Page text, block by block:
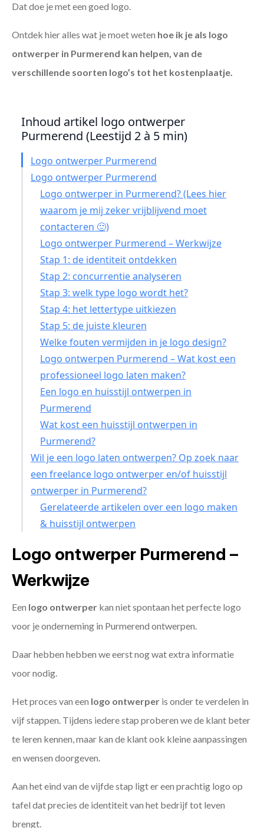
Dat doe je met een goed logo.
Ontdek hier alles wat je moet weten hoe ik je als logo
ontwerper in Purmerend kan helpen, van de
verschillende soorten logo’s tot het kostenplaatje.
Inhoud artikel logo ontwerper
Purmerend (Leestijd 2 à 5 min)
Logo ontwerper Purmerend
Logo ontwerper Purmerend
Logo ontwerper in Purmerend? (Lees hier
waarom je mij zeker vrijblijvend moet
contacteren 🙂)
Logo ontwerper Purmerend – Werkwijze
Stap 1: de identiteit ontdekken
Stap 2: concurrentie analyseren
Stap 3: welk type logo wordt het?
Stap 4: het lettertype uitkiezen
Stap 5: de juiste kleuren
Welke fouten vermijden in je logo design?
Logo ontwerpen Purmerend – Wat kost een
professioneel logo laten maken?
Een logo en huisstijl ontwerpen in
Purmerend
Wat kost een huisstijl ontwerpen in
Purmerend?
Wil je een logo laten ontwerpen? Op zoek naar
een freelance logo ontwerper en/of huisstijl
ontwerper in Purmerend?
Gerelateerde artikelen over een logo maken
& huisstijl ontwerpen
Logo ontwerper Purmerend –
Werkwijze
Een logo ontwerper kan niet spontaan het perfecte logo
voor je onderneming in Purmerend ontwerpen.
Daar hebben hebben we eerst nog wat extra informatie
voor nodig.
Het proces van een logo ontwerper is onder te verdelen in
vijf stappen. Tijdens iedere stap proberen we de klant beter
te leren kennen, maar kan de klant ook kleine aanpassingen
en wensen doorgeven.
Aan het eind van de vijfde stap ligt er een prachtig logo op
tafel dat precies de identiteit van het bedrijf tot leven
brengt.